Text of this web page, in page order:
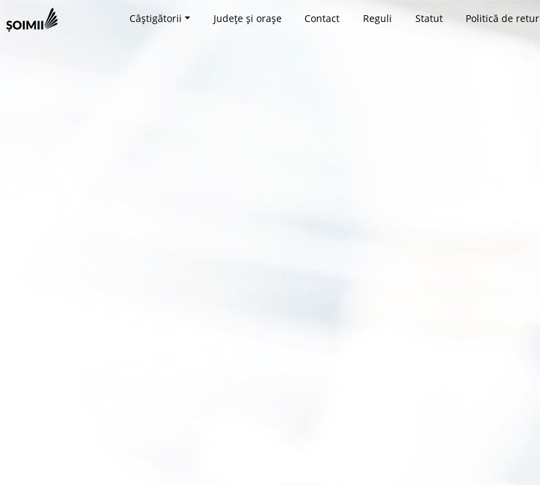
Câștigătorii Județe și orașe Contact Reguli Statut Politică de retur